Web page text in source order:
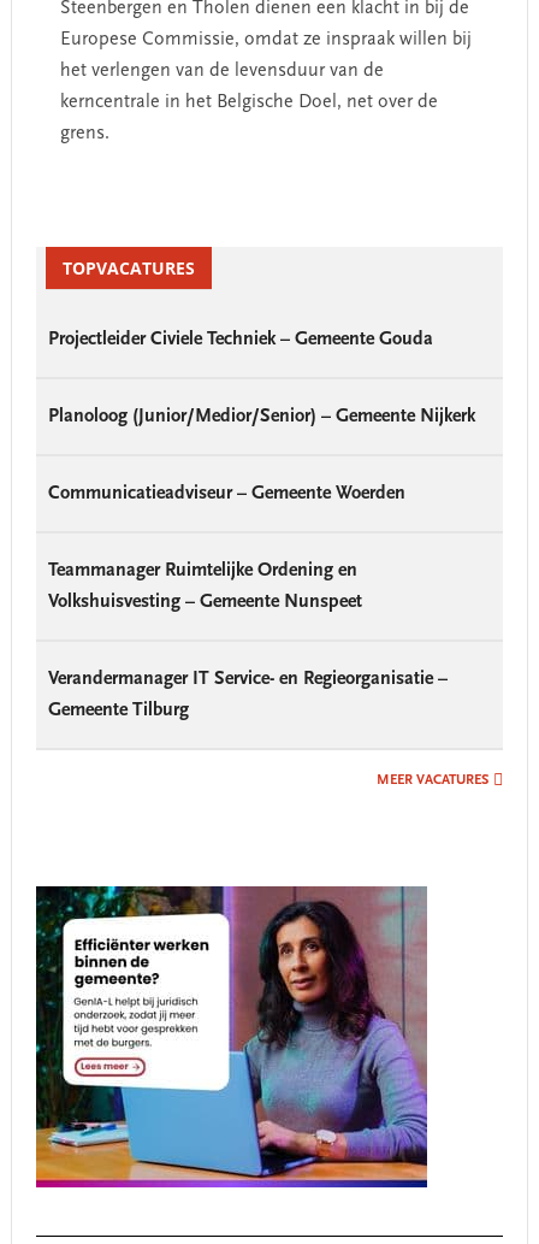
Steenbergen en Tholen dienen een klacht in bij de
Europese Commissie, omdat ze inspraak willen bij
het verlengen van de levensduur van de
kerncentrale in het Belgische Doel, net over de
grens.
SidebarTOPVACATURES
Projectleider Civiele Techniek – Gemeente Gouda
Planoloog (Junior/Medior/Senior) – Gemeente Nijkerk
Communicatieadviseur – Gemeente Woerden
Teammanager Ruimtelijke Ordening en
Volkshuisvesting – Gemeente Nunspeet
Verandermanager IT Service- en Regieorganisatie –
Gemeente Tilburg
MEER VACATURES